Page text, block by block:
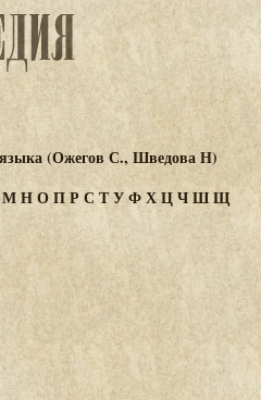
языка (Ожегов С., Шведова Н)
МНОПР С ТУФХЦЧШЩ